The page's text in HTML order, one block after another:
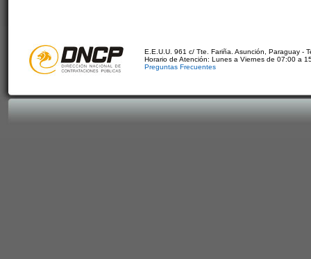
E.E.U.U. 961 c/ Tte. Fariña. Asunción, Paraguay -
Horario de Atención: Lunes a Viernes de 07:00 a
Preguntas Frecuentes